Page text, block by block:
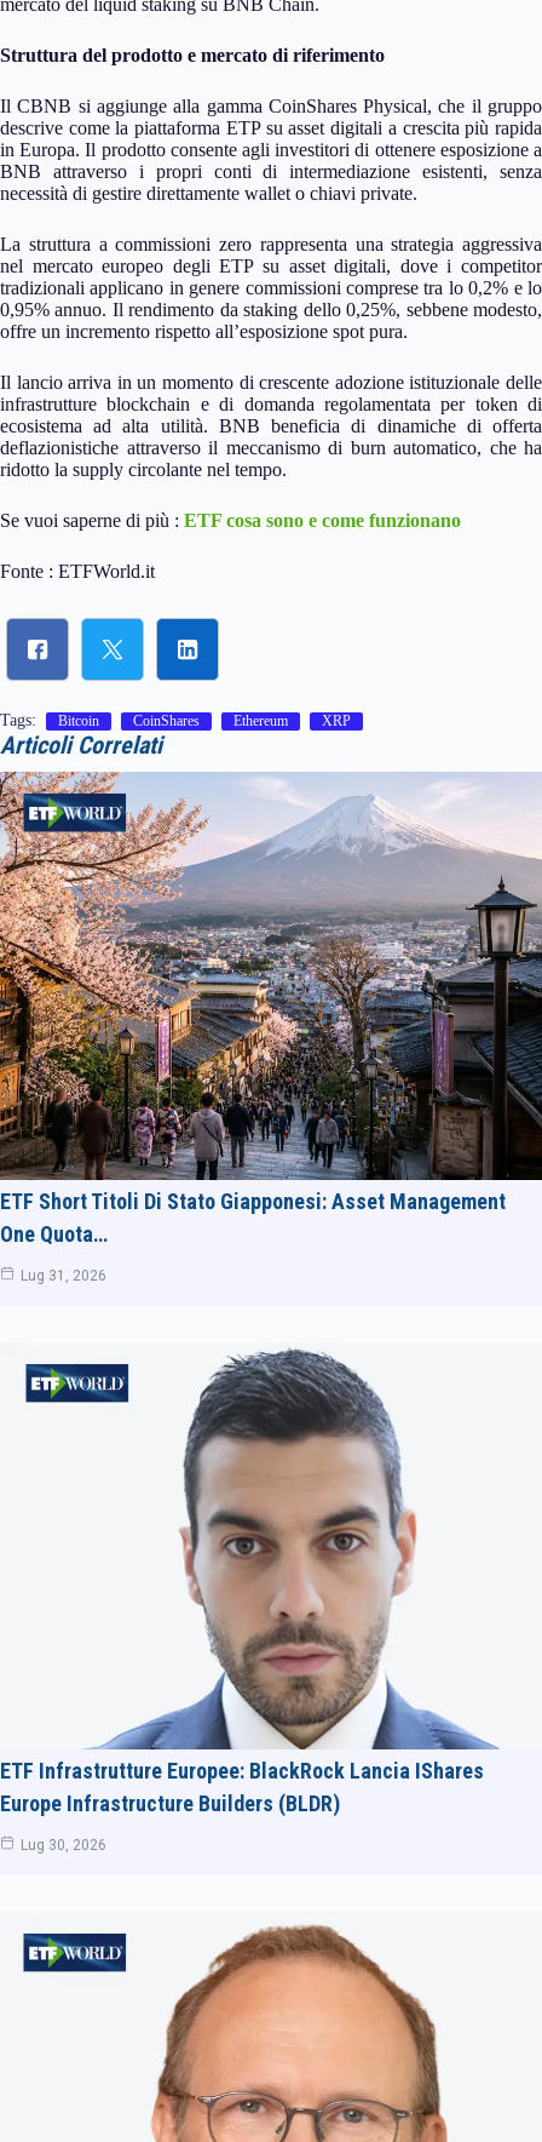
mercato del liquid staking su BNB Chain.
Struttura del prodotto e mercato di riferimento
Il CBNB si aggiunge alla gamma CoinShares Physical, che il gruppo
descrive come la piattaforma ETP su asset digitali a crescita più rapida
in Europa. Il prodotto consente agli investitori di ottenere esposizione a
BNB attraverso i propri conti di intermediazione esistenti, senza
necessità di gestire direttamente wallet o chiavi private.
La struttura a commissioni zero rappresenta una strategia aggressiva
nel mercato europeo degli ETP su asset digitali, dove i competitor
tradizionali applicano in genere commissioni comprese tra lo 0,2% e lo
0,95% annuo. Il rendimento da staking dello 0,25%, sebbene modesto,
offre un incremento rispetto all’esposizione spot pura.
Il lancio arriva in un momento di crescente adozione istituzionale delle
infrastrutture blockchain e di domanda regolamentata per token di
ecosistema ad alta utilità. BNB beneficia di dinamiche di offerta
deflazionistiche attraverso il meccanismo di burn automatico, che ha
ridotto la supply circolante nel tempo.
Se vuoi saperne di più : ETF cosa sono e come funzionano
Fonte : ETFWorld.it
Tags: Bitcoin CoinShares Ethereum XRP
Articoli Correlati
ETF Short Titoli Di Stato Giapponesi: Asset Management
One Quota…
Lug 31, 2026
ETF Infrastrutture Europee: BlackRock Lancia IShares
Europe Infrastructure Builders (BLDR)
Lug 30, 2026